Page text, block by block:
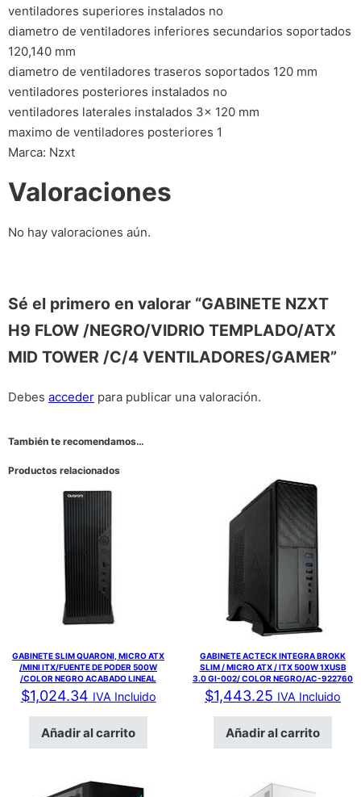
ventiladores superiores instalados no
diametro de ventiladores inferiores secundarios soportados
120,140 mm
diametro de ventiladores traseros soportados 120 mm
ventiladores posteriores instalados no
ventiladores laterales instalados 3x 120 mm
maximo de ventiladores posteriores 1
Marca: Nzxt
Valoraciones
No hay valoraciones aún.
Sé el primero en valorar “GABINETE NZXT
H9 FLOW /NEGRO/VIDRIO TEMPLADO/ATX
MID TOWER /C/4 VENTILADORES/GAMER”
Debes acceder para publicar una valoración.
También te recomendamos…
Productos relacionados
GABINETE SLIM QUARONI, MICRO ATX
/MINI ITX/FUENTE DE PODER 500W
/COLOR NEGRO ACABADO LINEAL
$1,024.34 IVA Incluido
Añadir al carrito
GABINETE ACTECK INTEGRA BROKK
SLIM / MICRO ATX / ITX 500W 1XUSB
3.0 GI-002/ COLOR NEGRO/AC-922760
$1,443.25 IVA Incluido
Añadir al carrito